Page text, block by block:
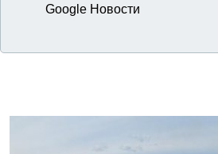
Google Новости